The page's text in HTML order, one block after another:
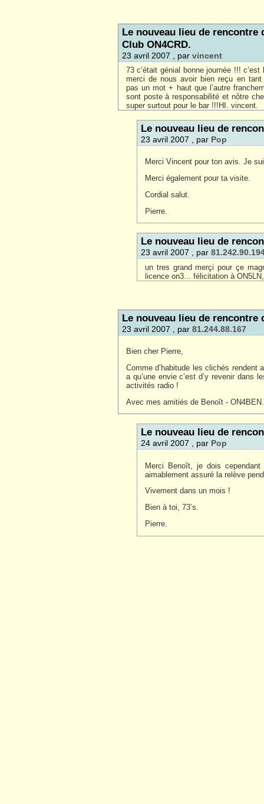
Le nouveau lieu de rencontre
Club ON4CRD.
23 avril 2007 , par vincent
73 c’était génial bonne journée !!!
merci de nous avoir bien reçu en tant
pas un mot + haut que l’autre
sont poste à responsabilité et nôtre
super surtout pour le bar !!!HI. vincent.
Le nouveau lieu de
23 avril 2007 , par Pop
Merci Vincent pour ton avis. Je
Merci également pour ta visite.
Cordial salut.
Pierre.
Le nouveau lieu de
23 avril 2007 , par
un tres grand merçi pour çe
licence on3... félicitation à
Le nouveau lieu de rencontre
23 avril 2007 , par 81.244.88.167
Bien cher Pierre,
Comme d’habitude les clichés rendent
a qu’une envie c’est d’y revenir
activités radio !
Avec mes amitiés de Benoît - ON4BEN.
Le nouveau lieu de
24 avril 2007 , par Pop
Merci Benoît, je dois
aimablement assuré la relève
Vivement dans un mois !
Bien à toi, 73’s.
Pierre.